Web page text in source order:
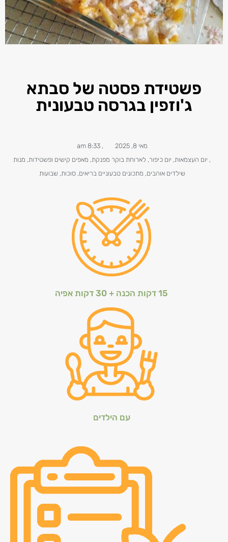
פשטידת פסטה של סבתא
ג'וזפין בגרסה טבעונית
מאי 8, 2025 ,
8:33 am
, יום העצמאות, יום כיפור, לארוחת בוקר מפנקת, מאפים קישים ופשטידות, מנות
שילדים אוהבים, מתכונים טבעוניים​ בריאים,סוכות, שבועות
15 דקות הכנה + 30 דקות אפיה
עם הילדים